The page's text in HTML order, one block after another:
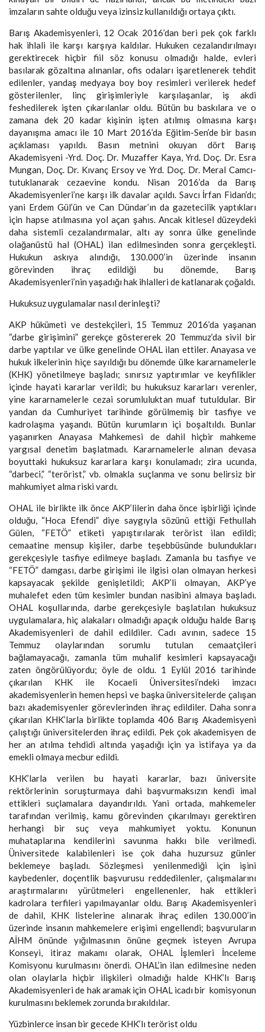
imzaların sahte olduğu veya izinsiz kullanıldığı ortaya çıktı.
Barış Akademisyenleri, 12 Ocak 2016’dan beri pek çok farklı
hak ihlali ile karşı karşıya kaldılar. Hukuken cezalandırılmayı
gerektirecek hiçbir fiil söz konusu olmadığı halde, evleri
basılarak gözaltına alınanlar, ofis odaları işaretlenerek tehdit
edilenler, yandaş medyaya boy boy resimleri verilerek hedef
gösterilenler, linç girişimleriyle karşılaşanlar, iş akdi
feshedilerek işten çıkarılanlar oldu. Bütün bu baskılara ve o
zamana dek 20 kadar kişinin işten atılmış olmasına karşı
dayanışma amacı ile 10 Mart 2016’da Eğitim-Sen’de bir basın
açıklaması yapıldı. Basın metnini okuyan dört Barış
Akademisyeni -Yrd. Doç. Dr. Muzaffer Kaya, Yrd. Doç. Dr. Esra
Mungan, Doç. Dr. Kıvanç Ersoy ve Yrd. Doç. Dr. Meral Camcı-
tutuklanarak cezaevine kondu. Nisan 2016’da da Barış
Akademisyenleri’ne karşı ilk davalar açıldı. Savcı İrfan Fidan’dı;
yani Erdem Gül’ün ve Can Dündar’ın da gazetecilik yaptıkları
için hapse atılmasına yol açan şahıs. Ancak kitlesel düzeydeki
daha sistemli cezalandırmalar, altı ay sonra ülke genelinde
olağanüstü hal (OHAL) ilan edilmesinden sonra gerçekleşti.
Hukukun askıya alındığı, 130.000’in üzerinde insanın
görevinden ihraç edildiği bu dönemde, Barış
Akademisyenleri’nin yaşadığı hak ihlalleri de katlanarak çoğaldı.
Hukuksuz uygulamalar nasıl derinleşti?
AKP hükümeti ve destekçileri, 15 Temmuz 2016’da yaşanan
“darbe girişimini” gerekçe göstererek 20 Temmuz’da sivil bir
darbe yaptılar ve ülke genelinde OHAL ilan ettiler. Anayasa ve
hukuk ilkelerinin hiçe sayıldığı bu dönemde ülke kararnamelerle
(KHK) yönetilmeye başladı; sınırsız yaptırımlar ve keyfilikler
içinde hayati kararlar verildi; bu hukuksuz kararları verenler,
yine kararnamelerle cezai sorumluluktan muaf tutuldular. Bir
yandan da Cumhuriyet tarihinde görülmemiş bir tasfiye ve
kadrolaşma yaşandı. Bütün kurumların içi boşaltıldı. Bunlar
yaşanırken Anayasa Mahkemesi de dahil hiçbir mahkeme
yargısal denetim başlatmadı. Kararnamelerle alınan devasa
boyuttaki hukuksuz kararlara karşı konulamadı; zira ucunda,
“darbeci,” “terörist,” vb. olmakla suçlanma ve sonu belirsiz bir
mahkumiyet alma riski vardı.
OHAL ile birlikte ilk önce AKP’lilerin daha önce işbirliği içinde
olduğu, “Hoca Efendi” diye saygıyla sözünü ettiği Fethullah
Gülen, “FETÖ” etiketi yapıştırılarak terörist ilan edildi;
cemaatine mensup kişiler, darbe teşebbüsünde bulundukları
gerekçesiyle tasfiye edilmeye başladı. Zamanla bu tasfiye ve
“FETÖ” damgası, darbe girişimi ile ilgisi olan olmayan herkesi
kapsayacak şekilde genişletildi; AKP’li olmayan, AKP’ye
muhalefet eden tüm kesimler bundan nasibini almaya başladı.
OHAL koşullarında, darbe gerekçesiyle başlatılan hukuksuz
uygulamalara, hiç alakaları olmadığı apaçık olduğu halde Barış
Akademisyenleri de dahil edildiler. Cadı avının, sadece 15
Temmuz olaylarından sorumlu tutulan cemaatçileri
bağlamayacağı, zamanla tüm muhalif kesimleri kapsayacağı
zaten öngörülüyordu; öyle de oldu. 1 Eylül 2016 tarihinde
çıkarılan KHK ile Kocaeli Üniversitesi’ndeki imzacı
akademisyenlerin hemen hepsi ve başka üniversitelerde çalışan
bazı akademisyenler görevlerinden ihraç edildiler. Daha sonra
çıkarılan KHK’larla birlikte toplamda 406 Barış Akademisyeni
çalıştığı üniversitelerden ihraç edildi. Pek çok akademisyen de
her an atılma tehdidi altında yaşadığı için ya istifaya ya da
emekli olmaya mecbur edildi.
KHK’larla verilen bu hayati kararlar, bazı üniversite
rektörlerinin soruşturmaya dahi başvurmaksızın kendi imal
ettikleri suçlamalara dayandırıldı. Yani ortada, mahkemeler
tarafından verilmiş, kamu görevinden çıkarılmayı gerektiren
herhangi bir suç veya mahkumiyet yoktu. Konunun
muhataplarına kendilerini savunma hakkı bile verilmedi.
Üniversitede kalabilenleri ise çok daha huzursuz günler
beklemeye başladı. Sözleşmesi yenilenmediği için işini
kaybedenler, doçentlik başvurusu reddedilenler, çalışmalarını
araştırmalarını yürütmeleri engellenenler, hak ettikleri
kadrolara terfileri yapılmayanlar oldu. Barış Akademisyenleri
de dahil, KHK listelerine alınarak ihraç edilen 130.000’in
üzerinde insanın mahkemelere erişimi engellendi; başvuruların
AİHM önünde yığılmasının önüne geçmek isteyen Avrupa
Konseyi, itiraz makamı olarak, OHAL İşlemleri İnceleme
Komisyonu kurulmasını önerdi. OHAL’in ilan edilmesine neden
olan olaylarla hiçbir ilişkileri olmadığı halde KHK’lı Barış
Akademisyenleri de hak aramak için OHAL icadı bir komisyonun
kurulmasını beklemek zorunda bırakıldılar.
Yüzbinlerce insan bir gecede KHK’lı terörist oldu